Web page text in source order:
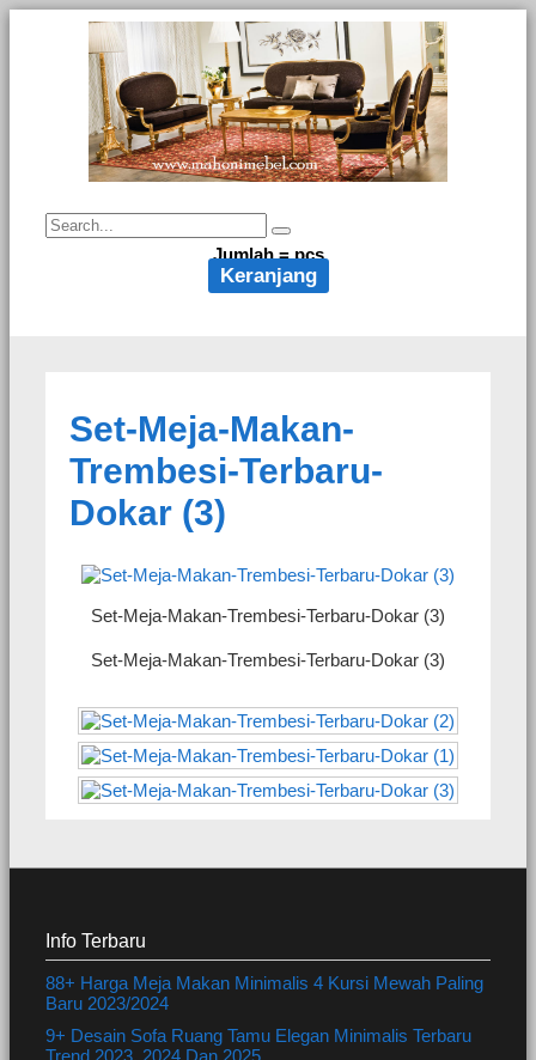
Jumlah =pcs
Keranjang
Set-Meja-Makan-
Trembesi-Terbaru-
Dokar (3)
Set-Meja-Makan-Trembesi-Terbaru-Dokar (3)
Set-Meja-Makan-Trembesi-Terbaru-Dokar (3)
Info Terbaru
88+ Harga Meja Makan Minimalis 4 Kursi Mewah Paling
Baru 2023/2024
9+ Desain Sofa Ruang Tamu Elegan Minimalis Terbaru
Trend 2023, 2024 Dan 2025